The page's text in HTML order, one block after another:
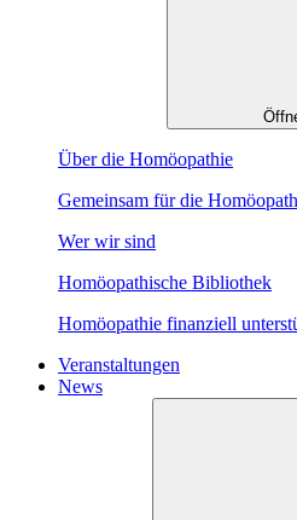
Über die Homöopathie
Gemeinsam für die
Wer wir sind
Homöopathische Bibliothek
Homöopathie finanziell
Veranstaltungen
News